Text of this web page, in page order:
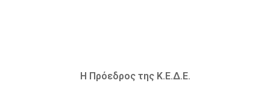
Η Πρόεδρος της Κ.Ε.Δ.Ε.